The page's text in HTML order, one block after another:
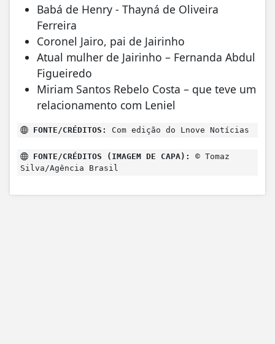
Babá de Henry - Thayná de Oliveira
Ferreira
Coronel Jairo, pai de Jairinho
Atual mulher de Jairinho – Fernanda Abdul
Figueiredo
Miriam Santos Rebelo Costa – que teve um
relacionamento com Leniel
FONTE/CRÉDITOS: Com edição do Lnove Notícias
FONTE/CRÉDITOS (IMAGEM DE CAPA):
© Tomaz
Silva/Agência Brasil